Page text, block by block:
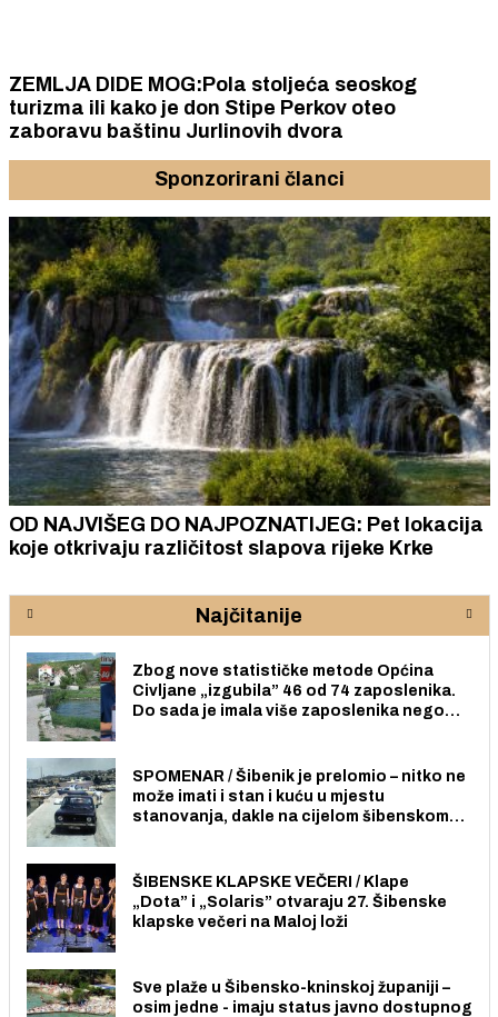
ZEMLJA DIDE MOG:Pola stoljeća seoskog
turizma ili kako je don Stipe Perkov oteo
zaboravu baštinu Jurlinovih dvora
Sponzorirani članci
OD NAJVIŠEG DO NAJPOZNATIJEG: Pet lokacija
koje otkrivaju različitost slapova rijeke Krke
Najčitanije
Zbog nove statističke metode Općina
Civljane „izgubila” 46 od 74 zaposlenika.
Do sada je imala više zaposlenika nego
SPOMENAR / Šibenik je prelomio – nitko ne
može imati i stan i kuću u mjestu
stanovanja, dakle na cijelom šibenskom
ŠIBENSKE KLAPSKE VEČERI / Klape
„Dota” i „Solaris” otvaraju 27. Šibenske
klapske večeri na Maloj loži
Sve plaže u Šibensko-kninskoj županiji –
osim jedne - imaju status javno dostupnog